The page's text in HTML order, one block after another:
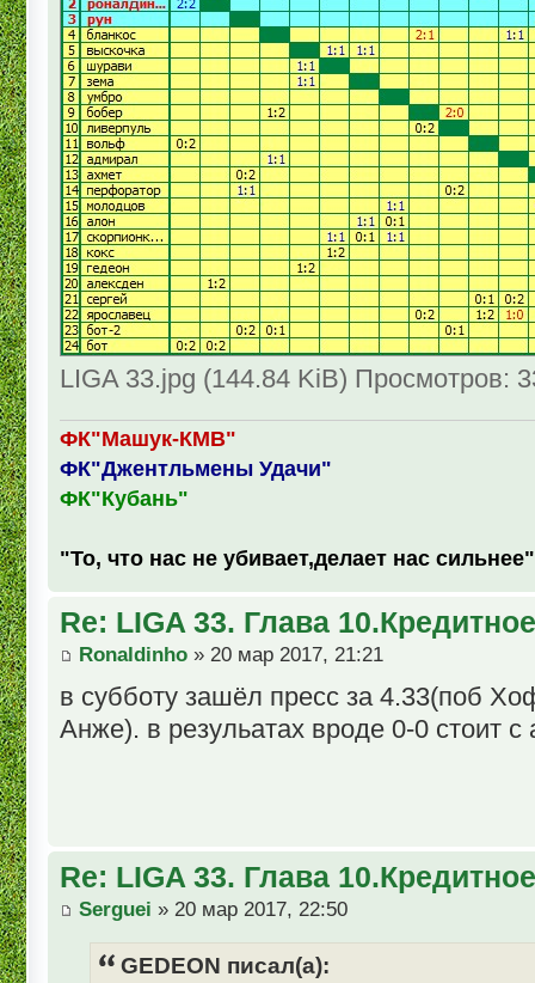
LIGA 33.jpg (144.84 KiB) Просмотров:
ФК"Машук-КМВ"
ФК"Джентльмены Удачи"
ФК"Кубань"
"То, что нас не убивает,делает нас сильнее"
Re: LIGA 33. Глава
Ronaldinho » 20 мар 2017, 21:21
в субботу зашёл пресс за 4.33(поб
Анже). в резульатах вроде 0-0 стоит с
Re: LIGA 33. Глава
Serguei » 20 мар 2017, 22:50
GEDEON писал(а):